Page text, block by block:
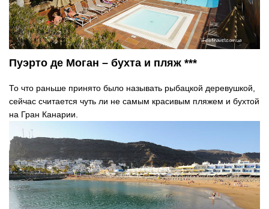
Пуэрто де Моган – бухта и пляж ***
То что раньше принято было называть рыбацкой деревушкой,
сейчас считается чуть ли не самым красивым пляжем и бухтой
на Гран Канарии.